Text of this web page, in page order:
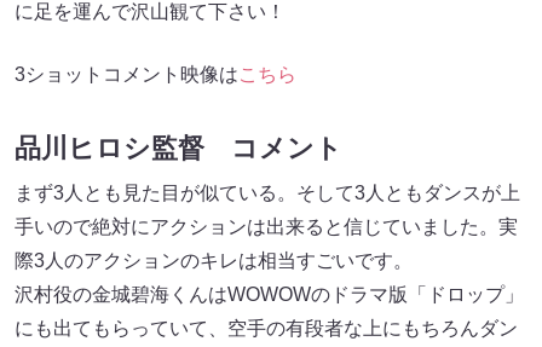
に足を運んで沢山観て下さい！
3ショットコメント映像はこちら
品川ヒロシ監督 コメント
まず3人とも見た目が似ている。そして3人ともダンスが上
手いので絶対にアクションは出来ると信じていました。実
際3人のアクションのキレは相当すごいです。
沢村役の金城碧海くんはWOWOWのドラマ版「ドロップ」
にも出てもらっていて、空手の有段者な上にもちろんダン